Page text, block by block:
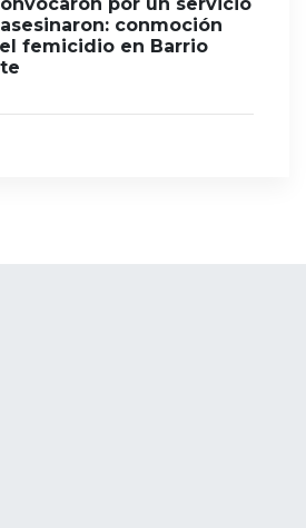
conmoción
femicidio en Barrio